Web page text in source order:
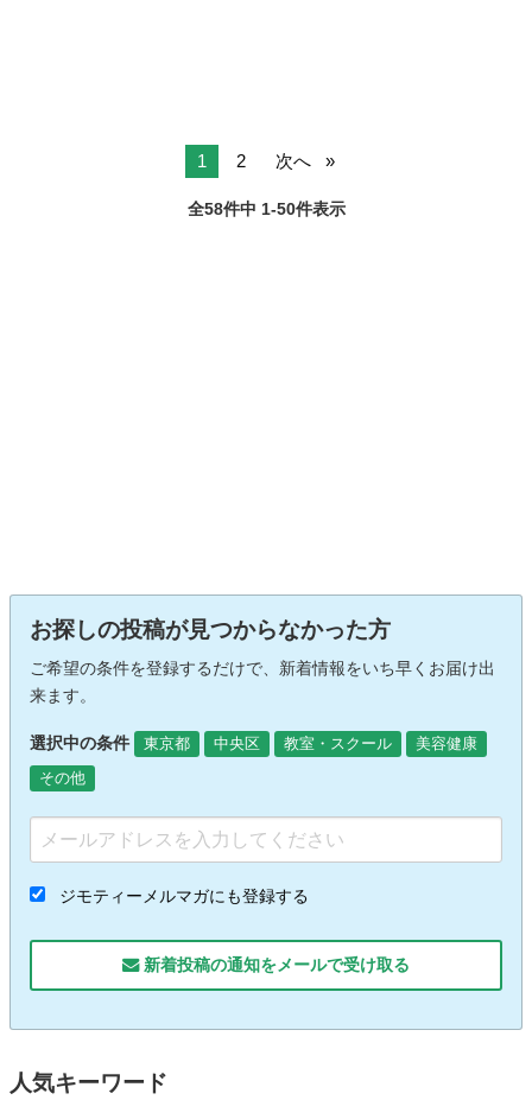
1 2 次へ
全58件中 1-50件表示
お探しの投稿が見つからなかった方
ご希望の条件を登録するだけで、新着情報をいち早くお届け出
来ます。
選択中の条件 東京都 中央区 教室・スクール
美容健康
その他
ジモティーメルマガにも登録する
新着投稿の通知をメールで受け取る
人気キーワード